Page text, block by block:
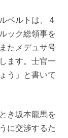
ベルトは、４
ック総領事を
たメデュサ号
ます。士官一
う」と書いて
き坂本龍馬を
に交渉するた